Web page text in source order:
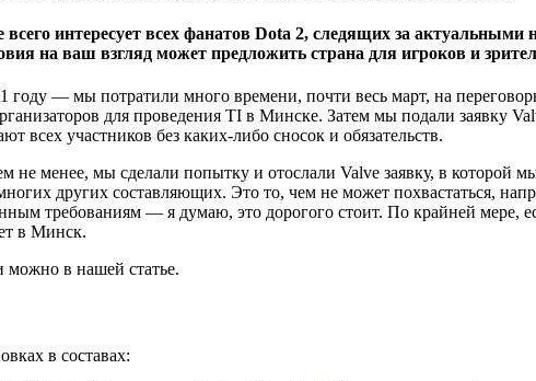
интересует всех фанатов Dota 2, следящих за
на ваш взгляд может предложить страна для игроков и
году — мы потратили много времени, почти весь март, на
для проведения TI в Минске. Затем мы подали заявку
участников без каких-либо сносок и обязательств.
не менее, мы сделали попытку и отослали Valve заявку, в которой
других составляющих. Это то, чем не может похвастаться,
требованиям — я думаю, это дорогого стоит. По крайней мере,
в Минск.
можно в нашей статье.
в составах: